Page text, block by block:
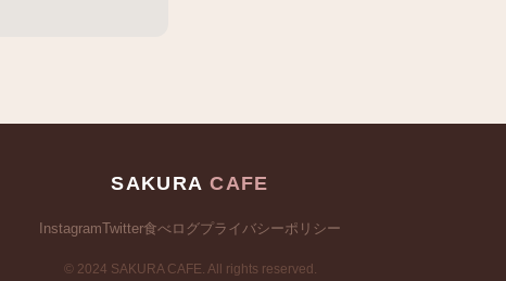
SAKURACAFE
InstagramTwitter食べログプライバシーポリシー
© 2024 SAKURA CAFE. All rights reserved.